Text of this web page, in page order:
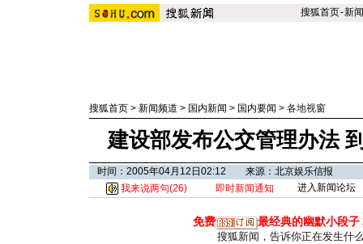
搜狐首页-新闻
搜狐首页 > 新闻频道 > 国内新闻 > 国内要闻 > 各地视窗
建设部发布公交管理办法
时间：2005年04月12日02:12 来源：北京娱乐信报
我来说两句(26) 即时新闻通知 进入新闻论坛
免费 最经典的幽默小段子
搜狐新闻，告诉你正在发生什